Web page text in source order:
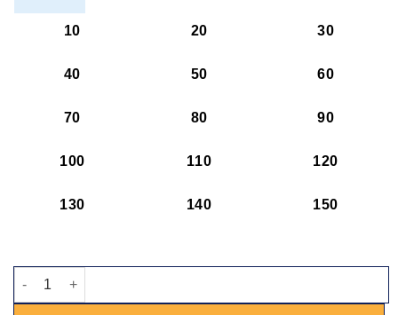
10 20 30
40 50 60
70 80 90
100 110 120
130 140 150
Bord Natuur - Ø 18 cm aantal